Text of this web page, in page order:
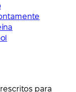
para